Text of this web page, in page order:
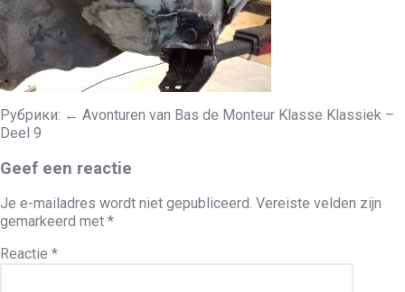
Рубрики: ← Avonturen van Bas de Monteur Klasse Klassiek –
Deel 9
Geef een reactie
Je e-mailadres wordt niet gepubliceerd. Vereiste velden zijn
gemarkeerd met *
Reactie *